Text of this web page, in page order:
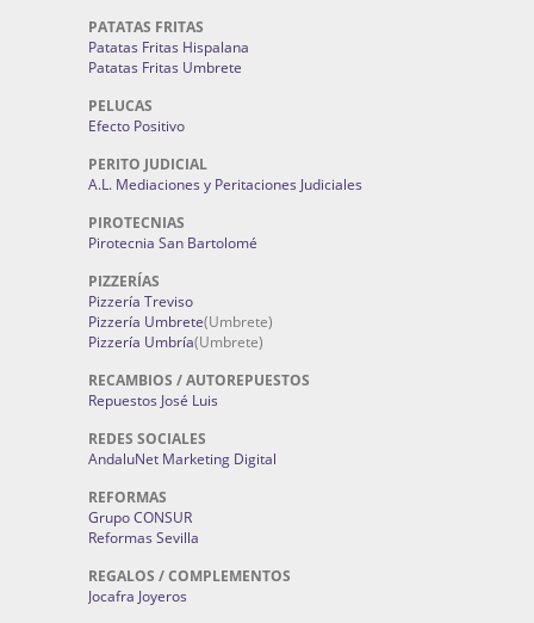
PATATAS FRITAS
Patatas Fritas Hispalana
Patatas Fritas Umbrete
PELUCAS
Efecto Positivo
PERITO JUDICIAL
A.L. Mediaciones y Peritaciones Judiciales
PIROTECNIAS
Pirotecnia San Bartolomé
PIZZERÍAS
Pizzería Treviso
Pizzería Umbrete(Umbrete)
Pizzería Umbría(Umbrete)
RECAMBIOS / AUTOREPUESTOS
Repuestos José Luis
REDES SOCIALES
AndaluNet Marketing Digital
REFORMAS
Grupo CONSUR
Reformas Sevilla
REGALOS / COMPLEMENTOS
Jocafra Joyeros